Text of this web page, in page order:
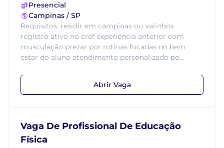
Presencial
Campinas / SP
Requisitos: residir em campinas ou valinhos
registro ativo no cref experiência anterior com
musculação prezar por rotinas focadas no bem
estar do aluno atendimento personalizado po...
Abrir Vaga
Vaga De Profissional De Educação
Física